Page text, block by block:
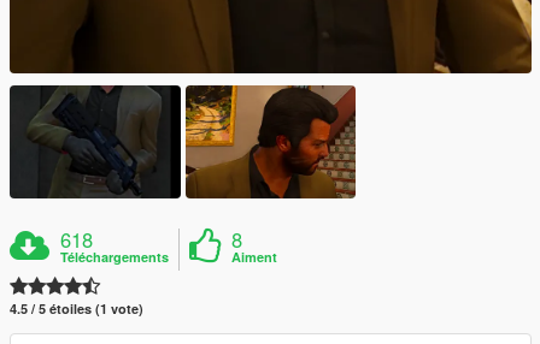
618
Téléchargements
8
Aiment
4.5 / 5 étoiles (1 vote)